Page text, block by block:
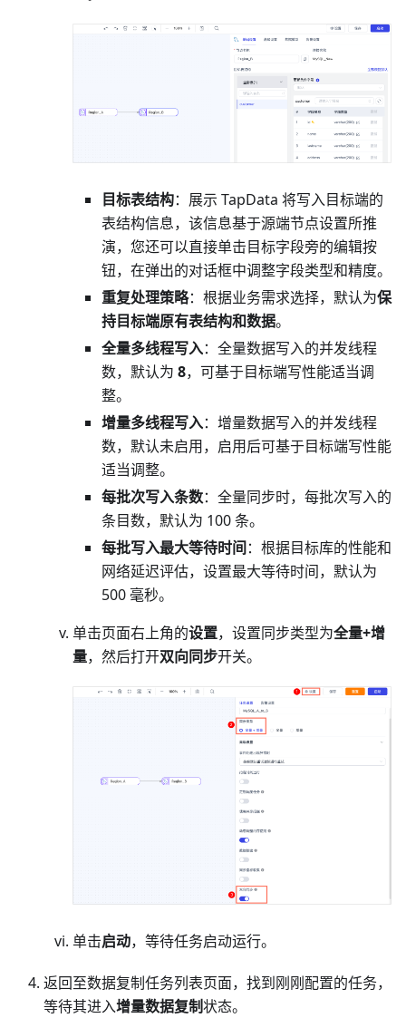
目标表结构： 展示 TapData 将写入目标端的
表结构信息，该信息基于源端节点设置所推
演，您还可以直接单击目标字段旁的编辑按
钮，在弹出的对话框中调整字段类型和精度。
重复处理策略：根据业务需求选择，默认为保
持目标端原有表结构和数据。
全量多线程写入：全量数据写入的并发线程
数，默认为 8，可基于目标端写性能适当调
整。
增量多线程写入：增量数据写入的并发线程
数，默认未启用，启用后可基于目标端写性能
适当调整。
每批次写入条数：全量同步时，每批次写入的
条目数，默认为 100 条。
每批写入最大等待时间：根据目标库的性能和
网络延迟评估，设置最大等待时间，默认为
500 毫秒。
单击页面右上角的设置，设置同步类型为全量+增
量，然后打开双向同步开关。
单击启动，等待任务启动运行。
返回至数据复制任务列表页面，找到刚刚配置的任务，
等待其进入增量数据复制状态。